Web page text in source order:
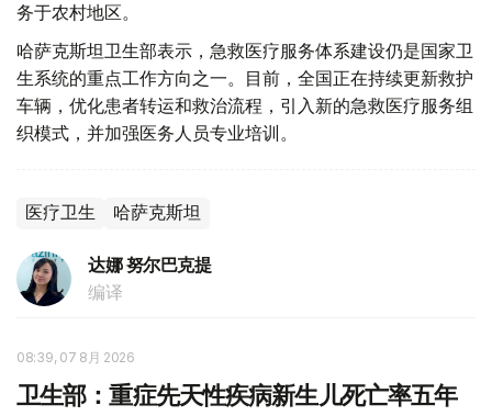
务于农村地区。
哈萨克斯坦卫生部表示，急救医疗服务体系建设仍是国家卫
生系统的重点工作方向之一。目前，全国正在持续更新救护
车辆，优化患者转运和救治流程，引入新的急救医疗服务组
织模式，并加强医务人员专业培训。
医疗卫生 哈萨克斯坦
达娜 努尔巴克提
编译
08:39, 07 8月 2026
卫生部：重症先天性疾病新生儿死亡率五年